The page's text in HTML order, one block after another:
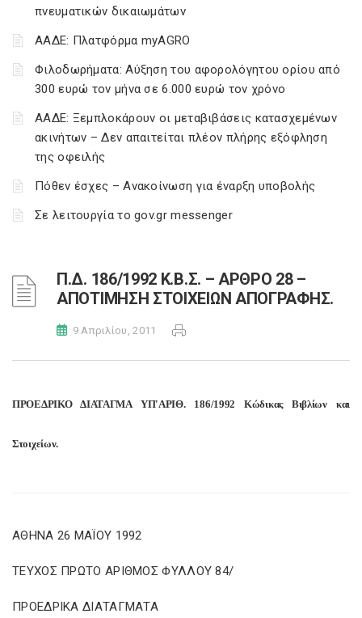
πνευματικών δικαιωμάτων
ΑΑΔΕ: Πλατφόρμα myAGRO
Φιλοδωρήματα: Αύξηση του αφορολόγητου ορίου από
300 ευρώ τον μήνα σε 6.000 ευρώ τον χρόνο
ΑΑΔΕ: Ξεμπλοκάρουν οι μεταβιβάσεις κατασχεμένων
ακινήτων – Δεν απαιτείται πλέον πλήρης εξόφληση
της οφειλής
Πόθεν έσχες – Ανακοίνωση για έναρξη υποβολής
Σε λειτουργία το gov.gr messenger
Π.Δ. 186/1992 Κ.Β.Σ. – ΑΡΘΡΟ 28 –
ΑΠΟΤΙΜΗΣΗ ΣΤΟΙΧΕΙΩΝ ΑΠΟΓΡΑΦΗΣ.
9 Απριλίου, 2011
ΠΡΟΕΔΡΙΚΟ ΔΙΑΤΑΓΜΑ ΥΠ'ΑΡΙΘ. 186/1992 Κώδικας Βιβλίων και
Στοιχείων.
ΑΘΗΝΑ 26 ΜΑΪΟΥ 1992
ΤΕΥΧΟΣ ΠΡΩΤΟ ΑΡΙΘΜΟΣ ΦΥΛΛΟΥ 84/
ΠΡΟΕΔΡΙΚΑ ΔΙΑΤΑΓΜΑΤΑ